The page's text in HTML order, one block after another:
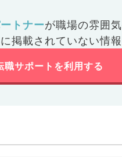
トナーが職場の雰囲
掲載されていない情報
職サポートを利用する